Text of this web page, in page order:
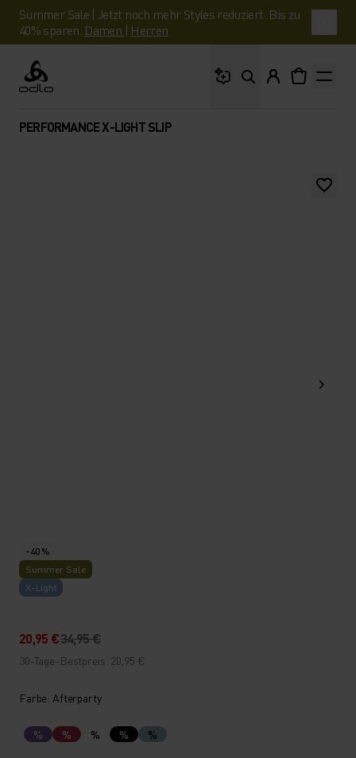
Summer Sale | Jetzt noch mehr Styles reduziert. Bis zu
40% sparen. Damen | Herren
Odlo
PERFORMANCE X-LIGHT SLIP
-40 %
Summer Sale
X-Light
20,95 €34,95 €
30-Tage-Bestpreis: 20,95 €
Farbe: Afterparty
% % % % %